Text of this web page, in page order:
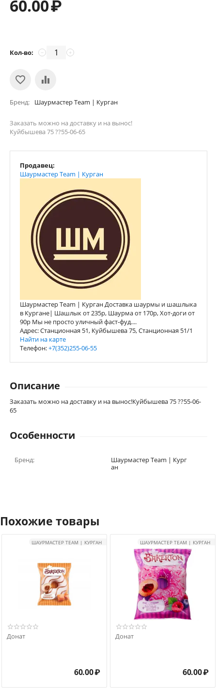
60.00₽
Кол-во: +
−
Бренд Шаурмастер Team | Курган
Заказать можно на доставку и на вынос!
Куйбышева 75 ??55-06-65
Продавец:
Шаурмастер Team | Курган
Шаурмастер Team | Курган Доставка шаурмы и шашлыка
в Кургане| Шашлык от 235р, Шаурма от 170р, Хот-доги от
90р Мы не просто уличный фаст-фуд....
Адрес: Станционная 51, Куйбышева 75, Станционная 51/1
Найти на карте
Телефон:+7(352)255-06-55
Описание
Заказать можно на доставку и на вынос!Куйбышева 75 ??55-06-
65
Особенности
Бренд:
Шаурмастер Team | Кург
ан
Похожие товары
ШАУРМАСТЕР TEAM | КУРГАН
Донат
60.00₽
ШАУРМАСТЕР TEAM | КУРГАН
Донат
60.00₽